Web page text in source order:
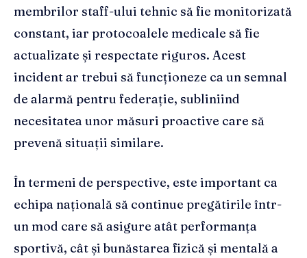
membrilor staff-ului tehnic să fie monitorizată
constant, iar protocoalele medicale să fie
actualizate și respectate riguros. Acest
incident ar trebui să funcționeze ca un semnal
de alarmă pentru federație, subliniind
necesitatea unor măsuri proactive care să
prevenă situații similare.
În termeni de perspective, este important ca
echipa națională să continue pregătirile într-
un mod care să asigure atât performanța
sportivă, cât și bunăstarea fizică și mentală a